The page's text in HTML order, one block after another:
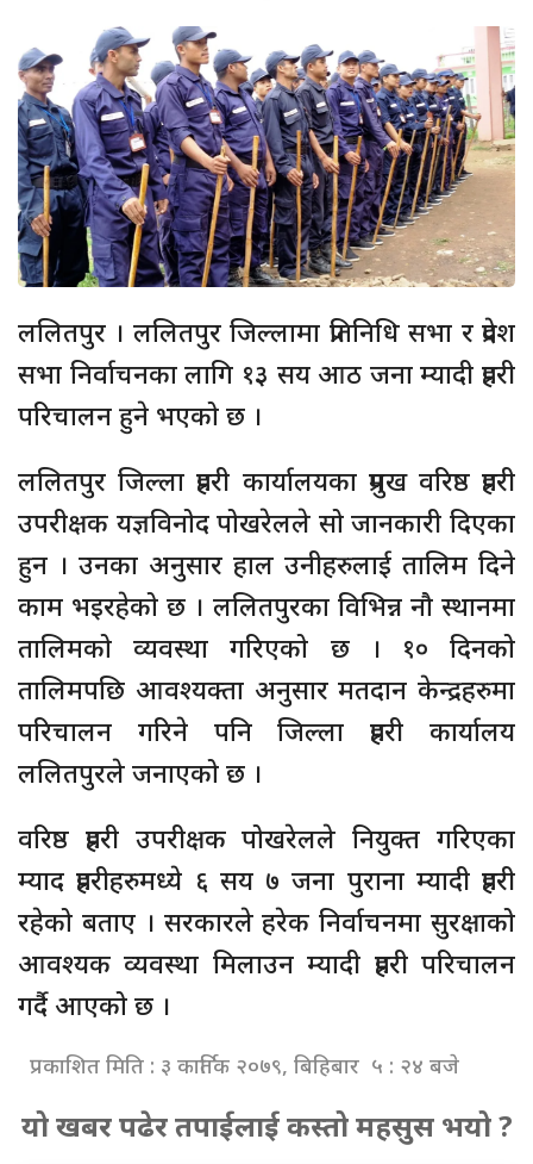
ललितपुर । ललितपुर जिल्लामा प्रतिनिधि सभा र प्रदेश
सभा निर्वाचनका लागि १३ सय आठ जना म्यादी प्रहरी
परिचालन हुने भएको छ ।
ललितपुर जिल्ला प्रहरी कार्यालयका प्रमुख वरिष्ठ प्रहरी
उपरीक्षक यज्ञविनोद पोखरेलले सो जानकारी दिएका
हुन । उनका अनुसार हाल उनीहरुलाई तालिम दिने
काम भइरहेको छ । ललितपुरका विभिन्न नौ स्थानमा
तालिमको व्यवस्था गरिएको छ । १० दिनको
तालिमपछि आवश्यक्ता अनुसार मतदान केन्द्रहरुमा
परिचालन गरिने पनि जिल्ला प्रहरी कार्यालय
ललितपुरले जनाएको छ ।
वरिष्ठ प्रहरी उपरीक्षक पोखरेलले नियुक्त गरिएका
म्याद प्रहरीहरुमध्ये ६ सय ७ जना पुराना म्यादी प्रहरी
रहेको बताए । सरकारले हरेक निर्वाचनमा सुरक्षाको
आवश्यक व्यवस्था मिलाउन म्यादी प्रहरी परिचालन
गर्दै आएको छ ।
प्रकाशित मिति : ३ कार्तिक २०७९, बिहिबार ५ : २४ बजे
यो खबर पढेर तपाईलाई कस्तो महसुस भयो ?